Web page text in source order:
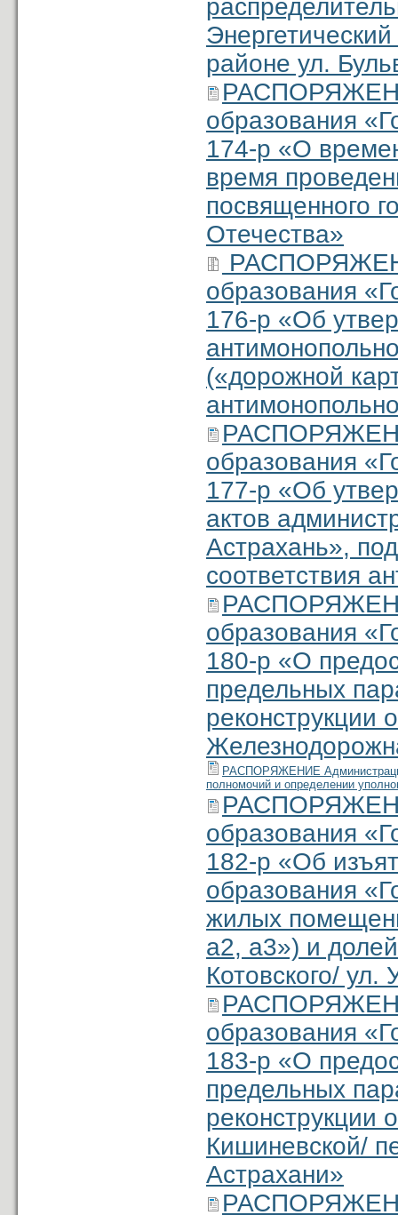
районе ул.
образования
174-р «О
время
посвященного
Отечества»
образования
176-р «Об
(«дорожной
образования
177-р «Об
актов
Астрахань»,
соответствия
образования
180-р «О
предельных
реконструкции
РАСПОРЯЖЕНИЕ
полномочий и определении
образования
182-р «Об
образования
жилых
а2, а3») и
Котовского/
образования
183-р «О
предельных
реконструкции
Кишиневской/
Астрахани»